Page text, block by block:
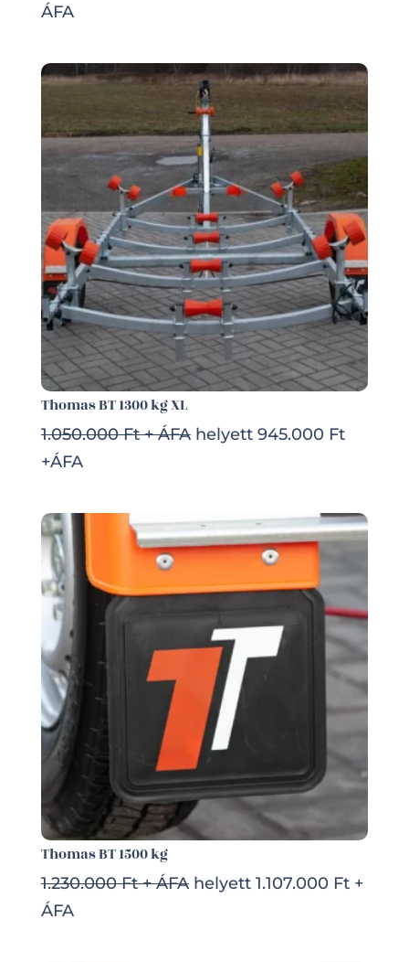
ÁFA
Thomas BT 1300 kg XL
1.050.000 Ft + ÁFAhelyett 945.000 Ft
+ÁFA
Thomas BT 1500 kg
1.230.000 Ft + ÁFAhelyett 1.107.000 Ft +
ÁFA